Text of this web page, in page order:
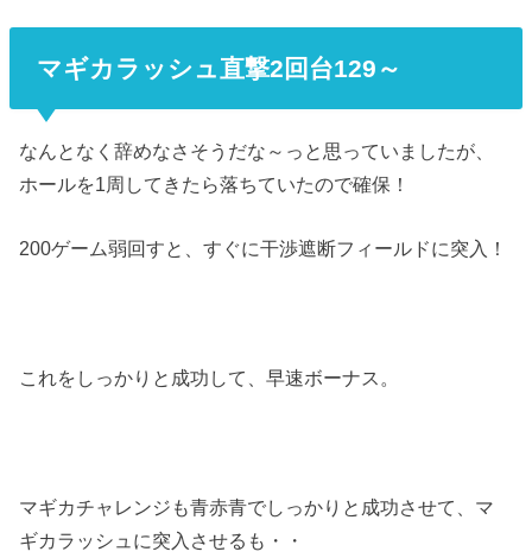
マギカラッシュ直撃2回台129～
なんとなく辞めなさそうだな～っと思っていましたが、
ホールを1周してきたら落ちていたので確保！
200ゲーム弱回すと、すぐに干渉遮断フィールドに突入！
これをしっかりと成功して、早速ボーナス。
マギカチャレンジも青赤青でしっかりと成功させて、マ
ギカラッシュに突入させるも・・